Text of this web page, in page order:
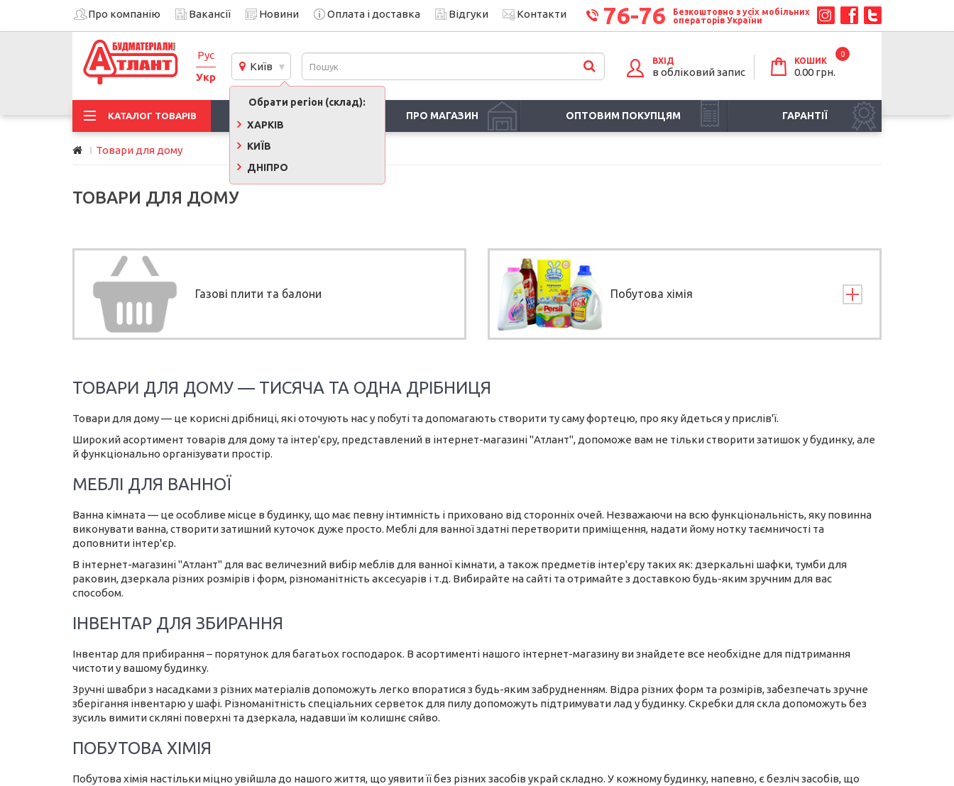
Про компанію Вакансії Новини Оплата і доставка Відгуки Контакти 76-76
Безкоштовно з усіх мобільних
операторів України
Рус
Укр
Київ
Обрати регіон (склад):
ХАРКІВ
КИЇВ
ДНІПРО
ВХІД
в обліковий запис
КОШИК
0
0.00 грн.
КАТАЛОГ ТОВАРІВ ПРО МАГАЗИН ОПТОВИМ ПОКУПЦЯМ ГАРАНТІЇ
Товари для дому
ТОВАРИ ДЛЯ ДОМУ
Газові плити та балони Побутова хімія
ТОВАРИ ДЛЯ ДОМУ — ТИСЯЧА ТА ОДНА ДРІБНИЦЯ
Товари для дому — це корисні дрібниці, які оточують нас у побуті та допомагають створити ту саму фортецю, про яку йдеться у прислів'ї.
Широкий асортимент товарів для дому та інтер'єру, представлений в інтернет-магазині "Атлант", допоможе вам не тільки створити затишок у будинку, але
й функціонально організувати простір.
МЕБЛІ ДЛЯ ВАННОЇ
Ванна кімната — це особливе місце в будинку, що має певну інтимність і приховано від сторонніх очей. Незважаючи на всю функціональність, яку повинна
виконувати ванна, створити затишний куточок дуже просто. Меблі для ванної здатні перетворити приміщення, надати йому нотку таємничості та
доповнити інтер'єр.
В інтернет-магазині "Атлант" для вас величезний вибір меблів для ванної кімнати, а також предметів інтер'єру таких як: дзеркальні шафки, тумби для
раковин, дзеркала різних розмірів і форм, різноманітність аксесуарів і т.д. Вибирайте на сайті та отримайте з доставкою будь-яким зручним для вас
способом.
ІНВЕНТАР ДЛЯ ЗБИРАННЯ
Інвентар для прибирання – порятунок для багатьох господарок. В асортименті нашого інтернет-магазину ви знайдете все необхідне для підтримання
чистоти у вашому будинку.
Зручні швабри з насадками з різних матеріалів допоможуть легко впоратися з будь-яким забрудненням. Відра різних форм та розмірів, забезпечать зручне
зберігання інвентарю у шафі. Різноманітність спеціальних серветок для пилу допоможуть підтримувати лад у будинку. Скребки для скла допоможуть без
зусиль вимити скляні поверхні та дзеркала, надавши їм колишнє сяйво.
ПОБУТОВА ХІМІЯ
Побутова хімія настільки міцно увійшла до нашого життя, що уявити її без різних засобів украй складно. У кожному будинку, напевно, є безліч засобів, що